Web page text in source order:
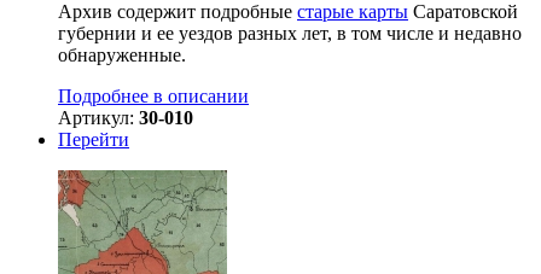
Архив содержит подробные старые карты Саратовской
губернии и ее уездов разных лет, в том числе и недавно
обнаруженные.
Подробнее в описании
Артикул: 30-010
Перейти